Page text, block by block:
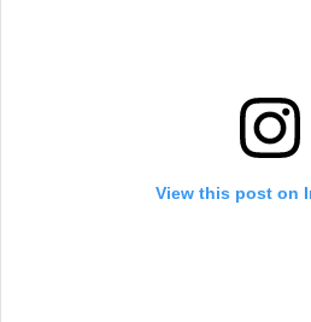
View this post on